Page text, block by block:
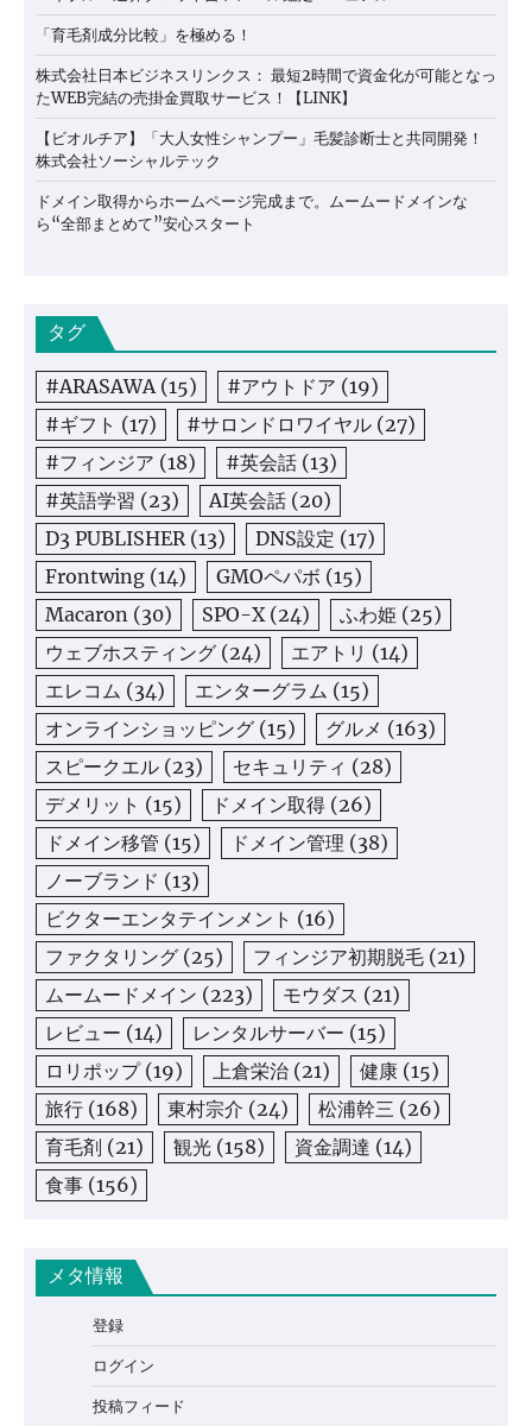
「育毛剤成分比較」を極める！
株式会社日本ビジネスリンクス： 最短2時間で資金化が可能となっ
たWEB完結の売掛金買取サービス！【LINK】
【ビオルチア】「大人女性シャンプー」毛髪診断士と共同開発！
株式会社ソーシャルテック
ドメイン取得からホームページ完成まで。ムームードメインな
ら“全部まとめて”安心スタート
タグ
#ARASAWA (15) #アウトドア (19)
#ギフト (17) #サロンドロワイヤル (27)
#フィンジア (18) #英会話 (13)
#英語学習 (23) AI英会話 (20)
D3 PUBLISHER (13) DNS設定 (17)
Frontwing (14) GMOペパボ (15)
Macaron (30) SPO-X (24) ふわ姫 (25)
ウェブホスティング (24) エアトリ (14)
エレコム (34) エンターグラム (15)
オンラインショッピング (15) グルメ (163)
スピークエル (23) セキュリティ (28)
デメリット (15) ドメイン取得 (26)
ドメイン移管 (15) ドメイン管理 (38)
ノーブランド (13)
ビクターエンタテインメント (16)
ファクタリング (25) フィンジア初期脱毛 (21)
ムームードメイン (223) モウダス (21)
レビュー (14) レンタルサーバー (15)
ロリポップ(19) 上倉栄治 (21) 健康 (15)
旅行 (168) 東村宗介 (24) 松浦幹三 (26)
育毛剤 (21) 観光 (158) 資金調達 (14)
食事 (156)
メタ情報
登録
ログイン
投稿フィード